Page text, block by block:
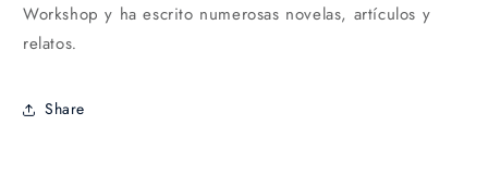
Workshop y ha escrito numerosas novelas, artículos y
relatos.
Share